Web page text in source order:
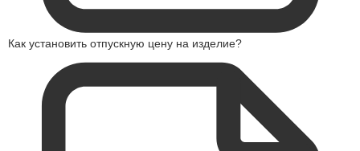
Как установить отпускную цену на изделие?